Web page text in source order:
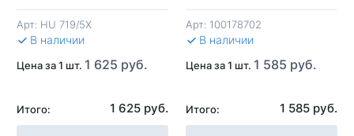
Арт: HU 719/5X
В наличии
Цена за 1 шт. 1 625 руб.
Итого: 1 625 руб.
Арт: 100178702
В наличии
Цена за 1 шт. 1 585 руб.
Итого: 1 585 руб.
КОРЗИНУ В КОРЗИНУ